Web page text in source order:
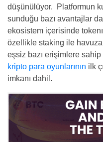
düşünülüyor. Platformun
sunduğu bazı avantajlar
ekosistem içerisinde
özellikle staking ile havuza
eşsiz bazı erişimlere
kripto para oyunlarının ilk
imkanı dahil.